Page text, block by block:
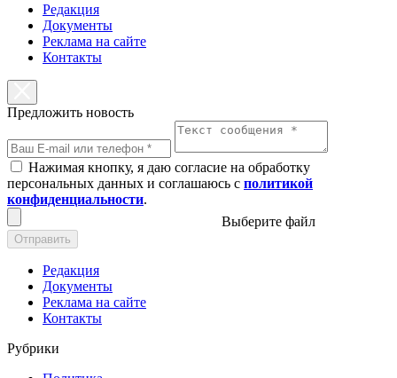
Редакция
Документы
Реклама на сайте
Контакты
Предложить новость
Нажимая кнопку, я даю согласие на обработку
персональных данных и соглашаюсь с политикой
конфиденциальности.
Выберите файл
Отправить
Редакция
Документы
Реклама на сайте
Контакты
Рубрики